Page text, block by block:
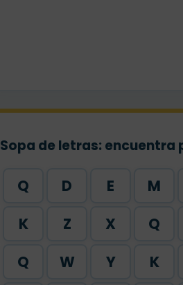
Sopa de letras:
Q D E
M
K
Z X
Q
Q
W Y
K